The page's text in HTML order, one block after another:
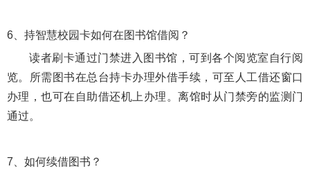
6、 持智慧校园卡如何在图书馆借阅？
读者刷卡通过门禁进入图书馆，可到各个阅览室自行阅
览。所需图书在总台持卡办理外借手续，可至人工借还窗口
办理，也可在自助借还机上办理。离馆时从门禁旁的监测门
通过。
7、 如何续借图书？